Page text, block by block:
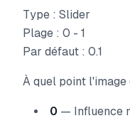
Type : Slider
Plage : 0 - 1
Par défaut : 0.1
À quel point
0 — Influence